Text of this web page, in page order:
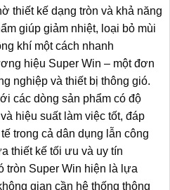
thiết kế dạng tròn và khả năng
giúp giảm nhiệt, loại bỏ mùi
khí một cách nhanh
hiệu Super Win – một đơn
nghiệp và thiết bị thông gió.
các dòng sản phẩm có độ
hiệu suất làm việc tốt, đáp
trong cả dân dụng lẫn công
thiết kế tối ưu và uy tín
tròn Super Win hiện là lựa
gian cần hệ thống thông